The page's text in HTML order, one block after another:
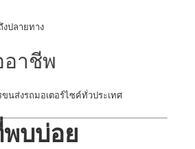
งปลายทาง
าชีพ
นส่งรถมอเตอร์ไซค์ทั่วประเทศ
บบ่อย